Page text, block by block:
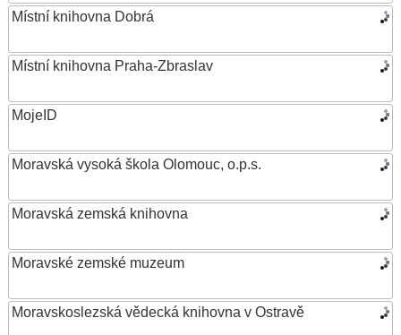
Místní knihovna Dobrá
Místní knihovna Praha-Zbraslav
MojeID
Moravská vysoká škola Olomouc, o.p.s.
Moravská zemská knihovna
Moravské zemské muzeum
Moravskoslezská vědecká knihovna v Ostravě